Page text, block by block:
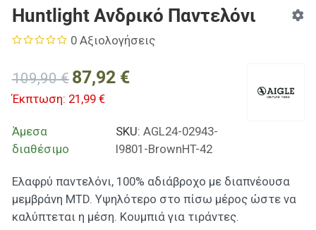
Huntlight Ανδρικό Παντελόνι
0 Αξιολογήσεις
109,90 € 87,92 €
Έκπτωση: 21,99 €
Άμεσα
διαθέσιμο
SKU: AGL24-02943-
I9801-BrownHT-42
Ελαφρύ παντελόνι, 100% αδιάβροχο με διαπνέουσα
μεμβράνη MTD. Υψηλότερο στο πίσω μέρος ώστε να
καλύπτεται η μέση. Κουμπιά για τιράντες.